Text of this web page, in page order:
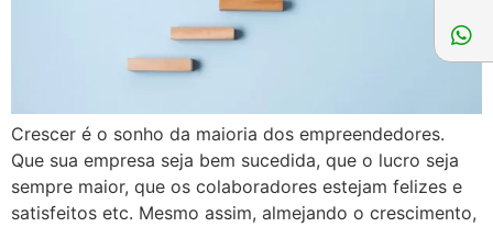
Crescer é o sonho da maioria dos empreendedores.
Que sua empresa seja bem sucedida, que o lucro seja
sempre maior, que os colaboradores estejam felizes e
satisfeitos etc. Mesmo assim, almejando o crescimento,